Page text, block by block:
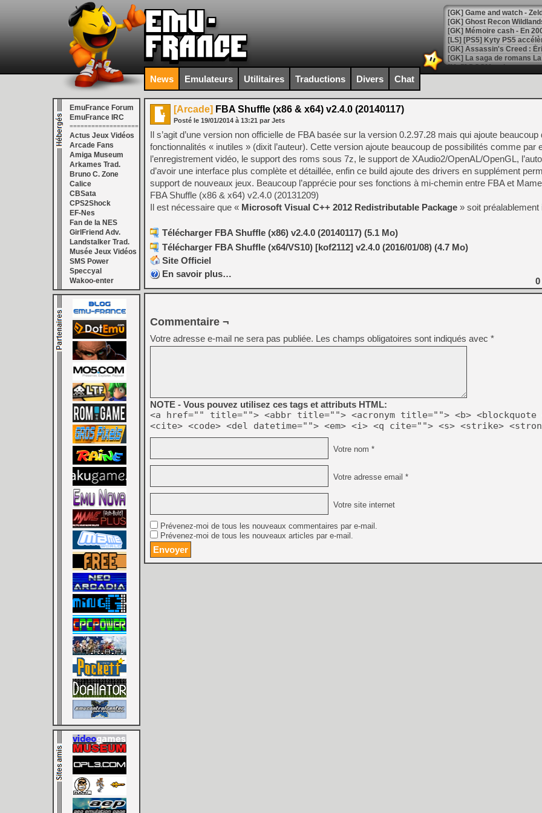
[Mo5] DOOM arrive en
[GK] Bethesda fête les 30
[GK] Roblox : l'action en
[GK] Agenda - GeForce
[GK] Devolver Digital en a
[LS] [PS5] ps5-y2jb-
[GK] Pourquoi Marvel
[GK] Test : Restory : Chill
[GK] GTA 6 : Rockstar
[GK] Hot Wheels Infinite
[GK] Mémoire cash -
[GK] Résultats Nintendo :
[GK] Déjà des
[Mo5] Brickboy cherche à
[GK] Minecraft et ses «
[GK] Beast of
[GK] Ubisoft : fin de partie
[GK] Mémoire cash -
[GK] Dan Houser (GTA)
[GK] Comment EA Sports
[GK] Crimson Moon : un
[GK] Isle of Reveries : le
[GK] Moonlighter 2 : The
[GK] Capcom relance
[Mo5] Deux inédits du
[GK] Le beat'em up The
[GK] Endless Legend 2 :
[LS] [PS5] Premiers
News Emulateurs Utilitaires Traductions Divers Chat
EmuFrance Forum
EmuFrance IRC
===================
Actus Jeux Vidéos
Arcade Fans
Amiga Museum
Arkames Trad.
Bruno C. Zone
Calice
CBSata
CPS2Shock
EF-Nes
Fan de la NES
GirlFriend Adv.
Landstalker Trad.
Musée Jeux Vidéos
SMS Power
Speccyal
Wakoo-enter
[Arcade] FBA Shuffle (x86 & x64) v2.4.0 (20140117)
Posté le 19/01/2014 à 13:21 par Jets
Il s’agit d’une version non officielle de FBA basée sur la version 0.2.97.28 mais qui ajoute beaucoup
fonctionnalités « inutiles » (dixit l’auteur). Cette version ajoute beaucoup de possibilités comme par
l’enregistrement vidéo, le support des roms sous 7z, le support de XAudio2/OpenAL/OpenGL,
d’avoir une interface plus complète et détaillée, enfin ce build ajoute des drivers en supplément
support de nouveaux jeux. Beaucoup l’apprécie pour ses fonctions à mi-chemin entre FBA et
FBA Shuffle (x86 & x64) v2.4.0 (20131209)
Il est nécessaire que « Microsoft Visual C++ 2012 Redistributable Package » soit préalablement
Télécharger FBA Shuffle (x86) v2.4.0 (20140117) (5.1 Mo)
Télécharger FBA Shuffle (x64/VS10) [kof2112] v2.4.0 (2016/01/08) (4.7 Mo)
Site Officiel
En savoir plus…
0
Commentaire ¬
Votre adresse e-mail ne sera pas publiée. Les champs obligatoires sont indiqués avec *
NOTE - Vous pouvez utilisez ces tags et attributs HTML:
<a href="" title=""> <abbr title=""> <acronym title=""> <b> <blockquote
<cite> <code> <del datetime=""> <em> <i> <q cite=""> <s> <strike>
Votre nom *
Votre adresse email *
Votre site internet
Prévenez-moi de tous les nouveaux commentaires par e-mail.
Prévenez-moi de tous les nouveaux articles par e-mail.